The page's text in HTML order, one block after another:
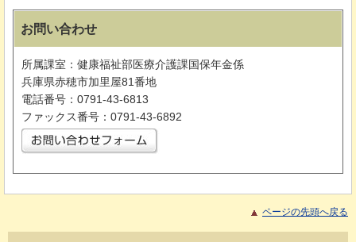
お問い合わせ
所属課室：健康福祉部医療介護課国保年金係
兵庫県赤穂市加里屋81番地
電話番号：0791-43-6813
ファックス番号：0791-43-6892
ページの先頭へ戻る